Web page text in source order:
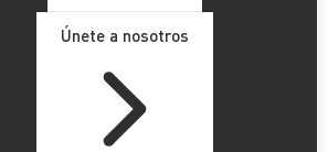
Únete a nosotros